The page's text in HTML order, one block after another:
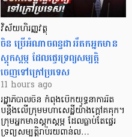
វិស័យហិរញ្ញវត្ថុ
ចិន ប្រើ​អំណាចពន្ធដាររឹតកអ្នកមាន
ស្ដុកស្ដម្ភ ដែលផ្ទេរទ្រព្យសម្បត្តិ
ចេញទៅក្រៅប្រទេស
11 hours ago
រដ្ឋាភិបាលចិន កំពុងបើកយុទ្ធនាការរឹត
បន្តឹងលើក្រុមមហាសេដ្ឋី​យ៉ាង​ក្ដៅគគុក។
​ក្រុមអ្នកមានស្ដុកស្ដម្ភ ដែល​ធ្លាប់​តែផ្ទេរ
ទ្រព្យសម្បត្តិរាប់រយពាន់ល…